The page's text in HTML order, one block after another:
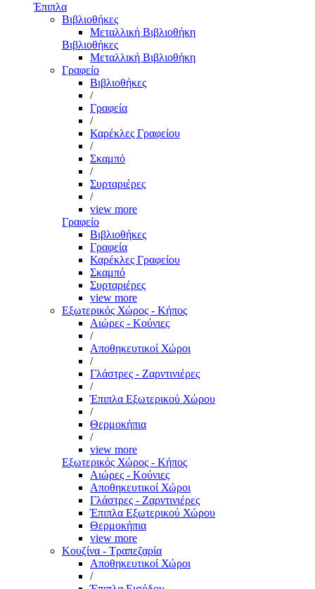
Έπιπλα
Βιβλιοθήκες
Μεταλλική Βιβλιοθήκη
Βιβλιοθήκες
Μεταλλική Βιβλιοθήκη
Γραφείο
Βιβλιοθήκες
/
Γραφεία
/
Καρέκλες Γραφείου
/
Σκαμπό
/
Συρταριέρες
/
view more
Γραφείο
Βιβλιοθήκες
Γραφεία
Καρέκλες Γραφείου
Σκαμπό
Συρταριέρες
view more
Εξωτερικός Χώρος - Κήπος
Αιώρες - Κούνιες
/
Αποθηκευτικοί Χώροι
/
Γλάστρες - Ζαρντινιέρες
/
Έπιπλα Εξωτερικού Χώρου
/
Θερμοκήπια
/
view more
Εξωτερικός Χώρος - Κήπος
Αιώρες - Κούνιες
Αποθηκευτικοί Χώροι
Γλάστρες - Ζαρντινιέρες
Έπιπλα Εξωτερικού Χώρου
Θερμοκήπια
view more
Κουζίνα - Τραπεζαρία
Αποθηκευτικοί Χώροι
/